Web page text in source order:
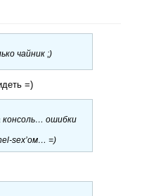
чайник ;)
=)
ошибки
sex’ом… =)